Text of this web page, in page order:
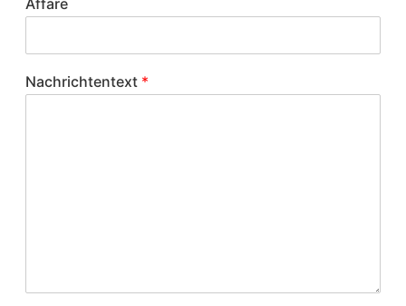
Affäre
Nachrichtentext *